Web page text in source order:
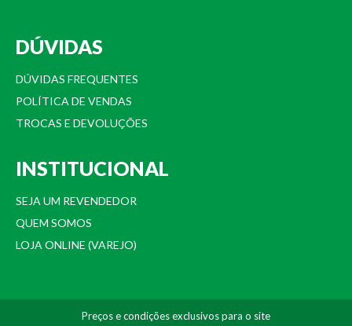
DÚVIDAS
DÚVIDAS FREQUENTES
POLÍTICA DE VENDAS
TROCAS E DEVOLUÇÕES
INSTITUCIONAL
SEJA UM REVENDEDOR
QUEM SOMOS
LOJA ONLINE (VAREJO)
Preços e condições exclusivos para o site